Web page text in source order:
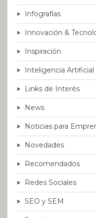
Infografías
Innovación &
Inspiración
Inteligencia Artificial
Links de Interés
News
Noticias para
Novedades
Recomendados
Redes Sociales
SEO y SEM